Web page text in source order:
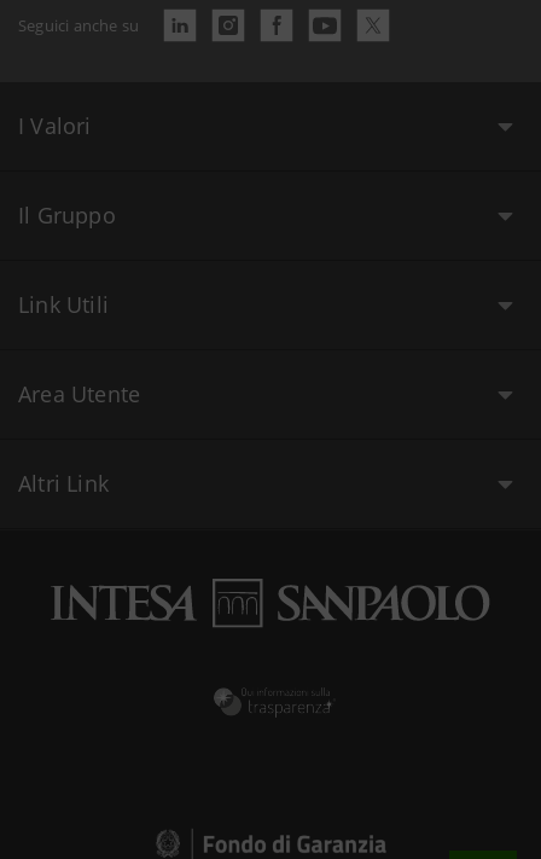
Seguici anche su
I Valori
Il Gruppo
Link Utili
Area Utente
Altri Link